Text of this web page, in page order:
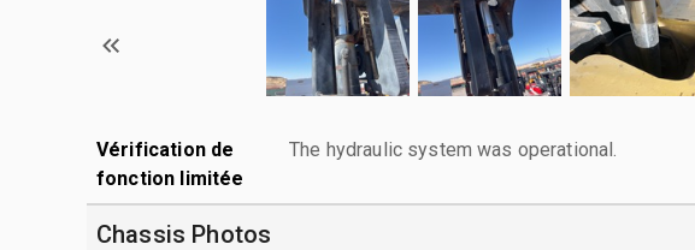
Vérification de
fonction limitée
The hydraulic system was operational.
Chassis Photos